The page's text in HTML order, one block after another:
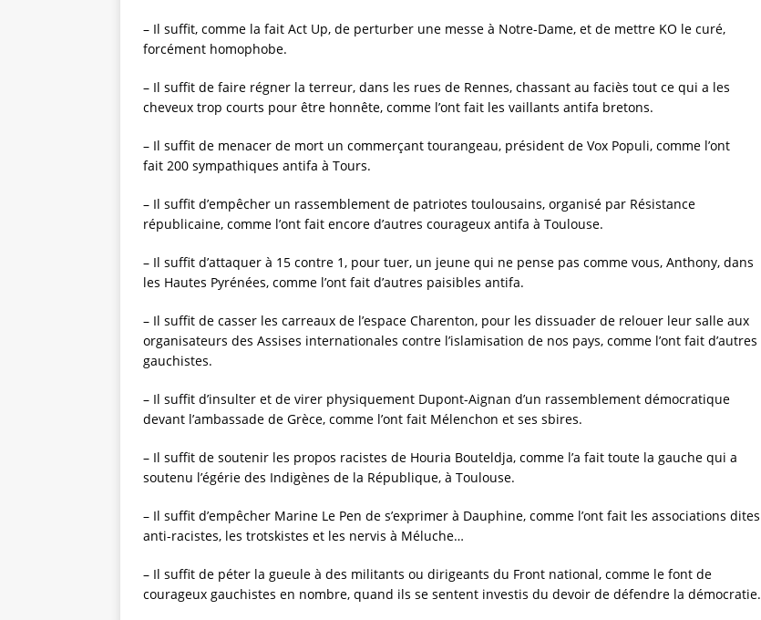
– Il suffit, comme la fait Act Up, de perturber une messe à Notre-Dame, et de mettre KO le curé,
forcément homophobe.
– Il suffit de faire régner la terreur, dans les rues de Rennes, chassant au faciès tout ce qui a les
cheveux trop courts pour être honnête, comme l’ont fait les vaillants antifa bretons.
– Il suffit de menacer de mort un commerçant tourangeau, président de Vox Populi, comme l’ont
fait 200 sympathiques antifa à Tours.
– Il suffit d’empêcher un rassemblement de patriotes toulousains, organisé par Résistance
républicaine, comme l’ont fait encore d’autres courageux antifa à Toulouse.
– Il suffit d’attaquer à 15 contre 1, pour tuer, un jeune qui ne pense pas comme vous, Anthony, dans
les Hautes Pyrénées, comme l’ont fait d’autres paisibles antifa.
– Il suffit de casser les carreaux de l’espace Charenton, pour les dissuader de relouer leur salle aux
organisateurs des Assises internationales contre l’islamisation de nos pays, comme l’ont fait d’autres
gauchistes.
– Il suffit d’insulter et de virer physiquement Dupont-Aignan d’un rassemblement démocratique
devant l’ambassade de Grèce, comme l’ont fait Mélenchon et ses sbires.
– Il suffit de soutenir les propos racistes de Houria Bouteldja, comme l’a fait toute la gauche qui a
soutenu l’égérie des Indigènes de la République, à Toulouse.
– Il suffit d’empêcher Marine Le Pen de s’exprimer à Dauphine, comme l’ont fait les associations dites
anti-racistes, les trotskistes et les nervis à Méluche…
– Il suffit de péter la gueule à des militants ou dirigeants du Front national, comme le font de
courageux gauchistes en nombre, quand ils se sentent investis du devoir de défendre la démocratie.